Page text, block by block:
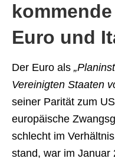
Euro und
Der Euro als
Vereinigten Staaten
seiner Parität zum
europäische
schlecht im
stand, war im Januar